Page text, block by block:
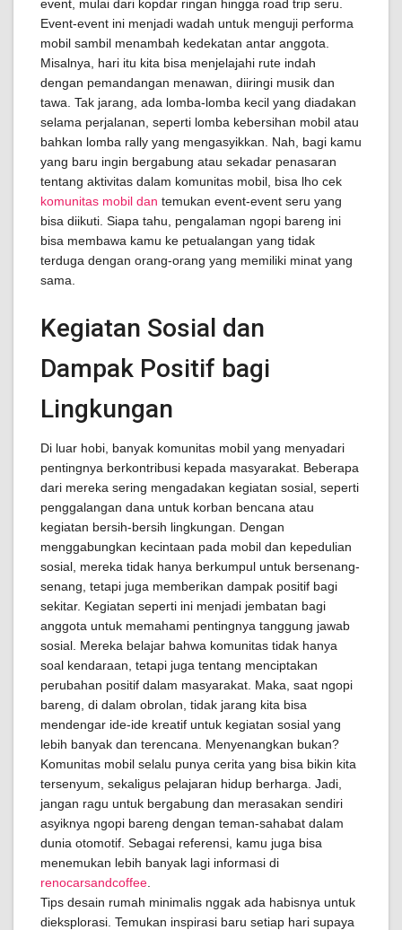
event, mulai dari kopdar ringan hingga road trip seru.
Event-event ini menjadi wadah untuk menguji performa
mobil sambil menambah kedekatan antar anggota.
Misalnya, hari itu kita bisa menjelajahi rute indah
dengan pemandangan menawan, diiringi musik dan
tawa. Tak jarang, ada lomba-lomba kecil yang diadakan
selama perjalanan, seperti lomba kebersihan mobil atau
bahkan lomba rally yang mengasyikkan. Nah, bagi kamu
yang baru ingin bergabung atau sekadar penasaran
tentang aktivitas dalam komunitas mobil, bisa lho cek
komunitas mobil dan temukan event-event seru yang
bisa diikuti. Siapa tahu, pengalaman ngopi bareng ini
bisa membawa kamu ke petualangan yang tidak
terduga dengan orang-orang yang memiliki minat yang
sama.
Kegiatan Sosial dan
Dampak Positif bagi
Lingkungan
Di luar hobi, banyak komunitas mobil yang menyadari
pentingnya berkontribusi kepada masyarakat. Beberapa
dari mereka sering mengadakan kegiatan sosial, seperti
penggalangan dana untuk korban bencana atau
kegiatan bersih-bersih lingkungan. Dengan
menggabungkan kecintaan pada mobil dan kepedulian
sosial, mereka tidak hanya berkumpul untuk bersenang-
senang, tetapi juga memberikan dampak positif bagi
sekitar. Kegiatan seperti ini menjadi jembatan bagi
anggota untuk memahami pentingnya tanggung jawab
sosial. Mereka belajar bahwa komunitas tidak hanya
soal kendaraan, tetapi juga tentang menciptakan
perubahan positif dalam masyarakat. Maka, saat ngopi
bareng, di dalam obrolan, tidak jarang kita bisa
mendengar ide-ide kreatif untuk kegiatan sosial yang
lebih banyak dan terencana. Menyenangkan bukan?
Komunitas mobil selalu punya cerita yang bisa bikin kita
tersenyum, sekaligus pelajaran hidup berharga. Jadi,
jangan ragu untuk bergabung dan merasakan sendiri
asyiknya ngopi bareng dengan teman-sahabat dalam
dunia otomotif. Sebagai referensi, kamu juga bisa
menemukan lebih banyak lagi informasi di
renocarsandcoffee
Tips desain rumah minimalis nggak ada habisnya untuk
dieksplorasi. Temukan inspirasi baru setiap hari supaya